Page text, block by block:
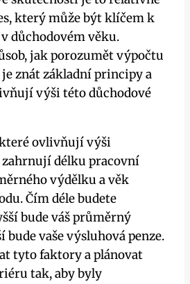
který může být klíčem k
důchodovém věku.
jak porozumět výpočtu
znát základní principy a
výši této důchodové
ovlivňují výši
zahrnují délku pracovní
výdělku a věk
Čím déle budete
bude váš průměrný
vaše výsluhová penze.
tyto faktory a plánovat
tak, aby byly